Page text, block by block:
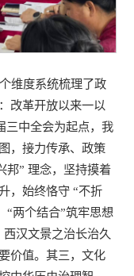
维度系统梳理了政
改革开放以来一以
三中全会为起点，我
，接力传承、政策
邦” 理念，坚持摸着
，始终恪守 “不折
“两个结合”筑牢思想
汉文景之治长治久
价值。其三，文化